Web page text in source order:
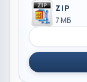
ZIP
7 МБ